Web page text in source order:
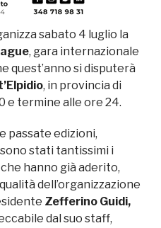
sabato 4 luglio la
, gara internazionale
quest’anno si disputerà
, in provincia di
e termine alle ore 24.
passate edizioni,
stati tantissimi i
hanno già aderito,
dell’organizzazione
Zefferino Guidi,
dal suo staff,